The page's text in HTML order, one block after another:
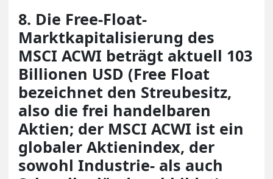
8. Die Free-Float-
Marktkapitalisierung des
MSCI ACWI beträgt aktuell 103
Billionen USD (Free Float
bezeichnet den Streubesitz,
also die frei handelbaren
Aktien; der MSCI ACWI ist ein
globaler Aktienindex, der
sowohl Industrie- als auch